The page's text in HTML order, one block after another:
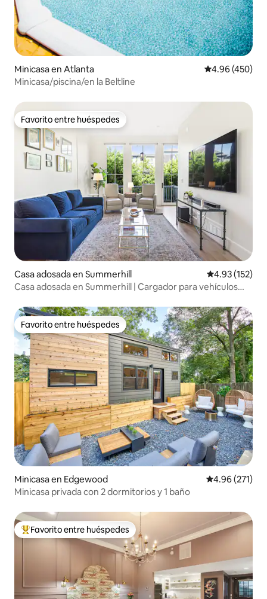
Minicasa en Atlanta Calificación
4.96 (450)
Minicasa/piscina/en la Beltline
Favorito entre huéspedes
Favorito entre huéspedes
Casa adosada en Summerhill Calificación
4.93 (152)
Casa adosada en Summerhill | Cargador para vehículos
Favorito entre huéspedes
Favorito entre huéspedes
Minicasa en Edgewood Calificación
4.96 (271)
Minicasa privada con 2 dormitorios y 1 baño
Favorito entre huéspedes preferido
Favorito entre huéspedes